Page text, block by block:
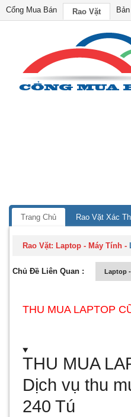
Cổng Mua Bán Rao Vặt
Trang Chủ Rao Vặt Xác
Rao Vặt: Laptop - Máy Tính -
Chủ Đề Liên Quan : Laptop
THU MUA LAPTOP
THU MUA
Dịch vụ thu
240 Tú